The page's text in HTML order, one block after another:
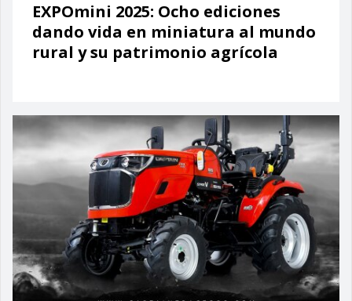
EXPOmini 2025: Ocho ediciones
dando vida en miniatura al mundo
rural y su patrimonio agrícola